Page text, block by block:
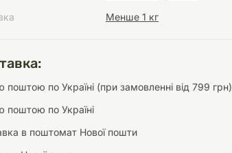
для
Амуніція
Менше 1 кг
поштою по Україні (при замовленні від 799 грн)
поштою по Україні
в поштомат Нової пошти